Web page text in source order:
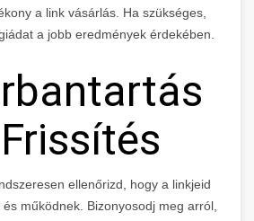
a link vásárlás. Ha szükséges,
a jobb eredmények érdekében.
ellenőrizd, hogy a linkjeid
működnek. Bizonyosodj meg arról,